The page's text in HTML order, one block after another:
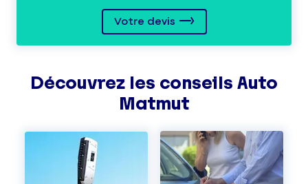
Votre devis
Découvrez les conseils Auto
Matmut